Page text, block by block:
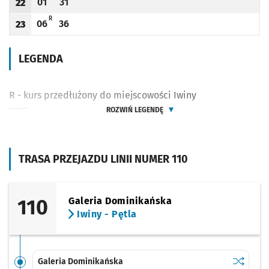
TRASA PRZEJAZDU LINII NUMER 110
110
Galeria Dominikańska
Iwiny - Pętla
Galeria Dominikańska Sprawdź
Galeria
Godzina odjazdu
22
Odjazd
minut po godzinie 22
Odjazd
minut po godzinie 22
Godzina odjazdu
23
Odjazd
06
minut po godzinie 23
RR - KURS PRZEDŁUŻONY DO MIEJSCOWOŚCI IWINY
Odjazd
36
minut po godzinie 23
LEGENDA
R - kurs przedłużony do miejscowości Iwiny
ROZWIŃ LEGENDĘ